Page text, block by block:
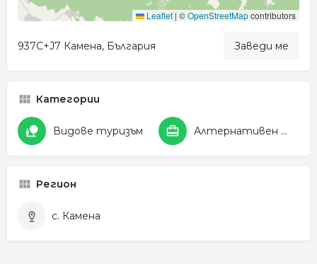
Leaflet | ©OpenStreetMapcontributors
937C+J7 Камена, България Заведи ме
Категории
Видове туризъм Алтернативен и селски туризъм
Регион
с. Камена